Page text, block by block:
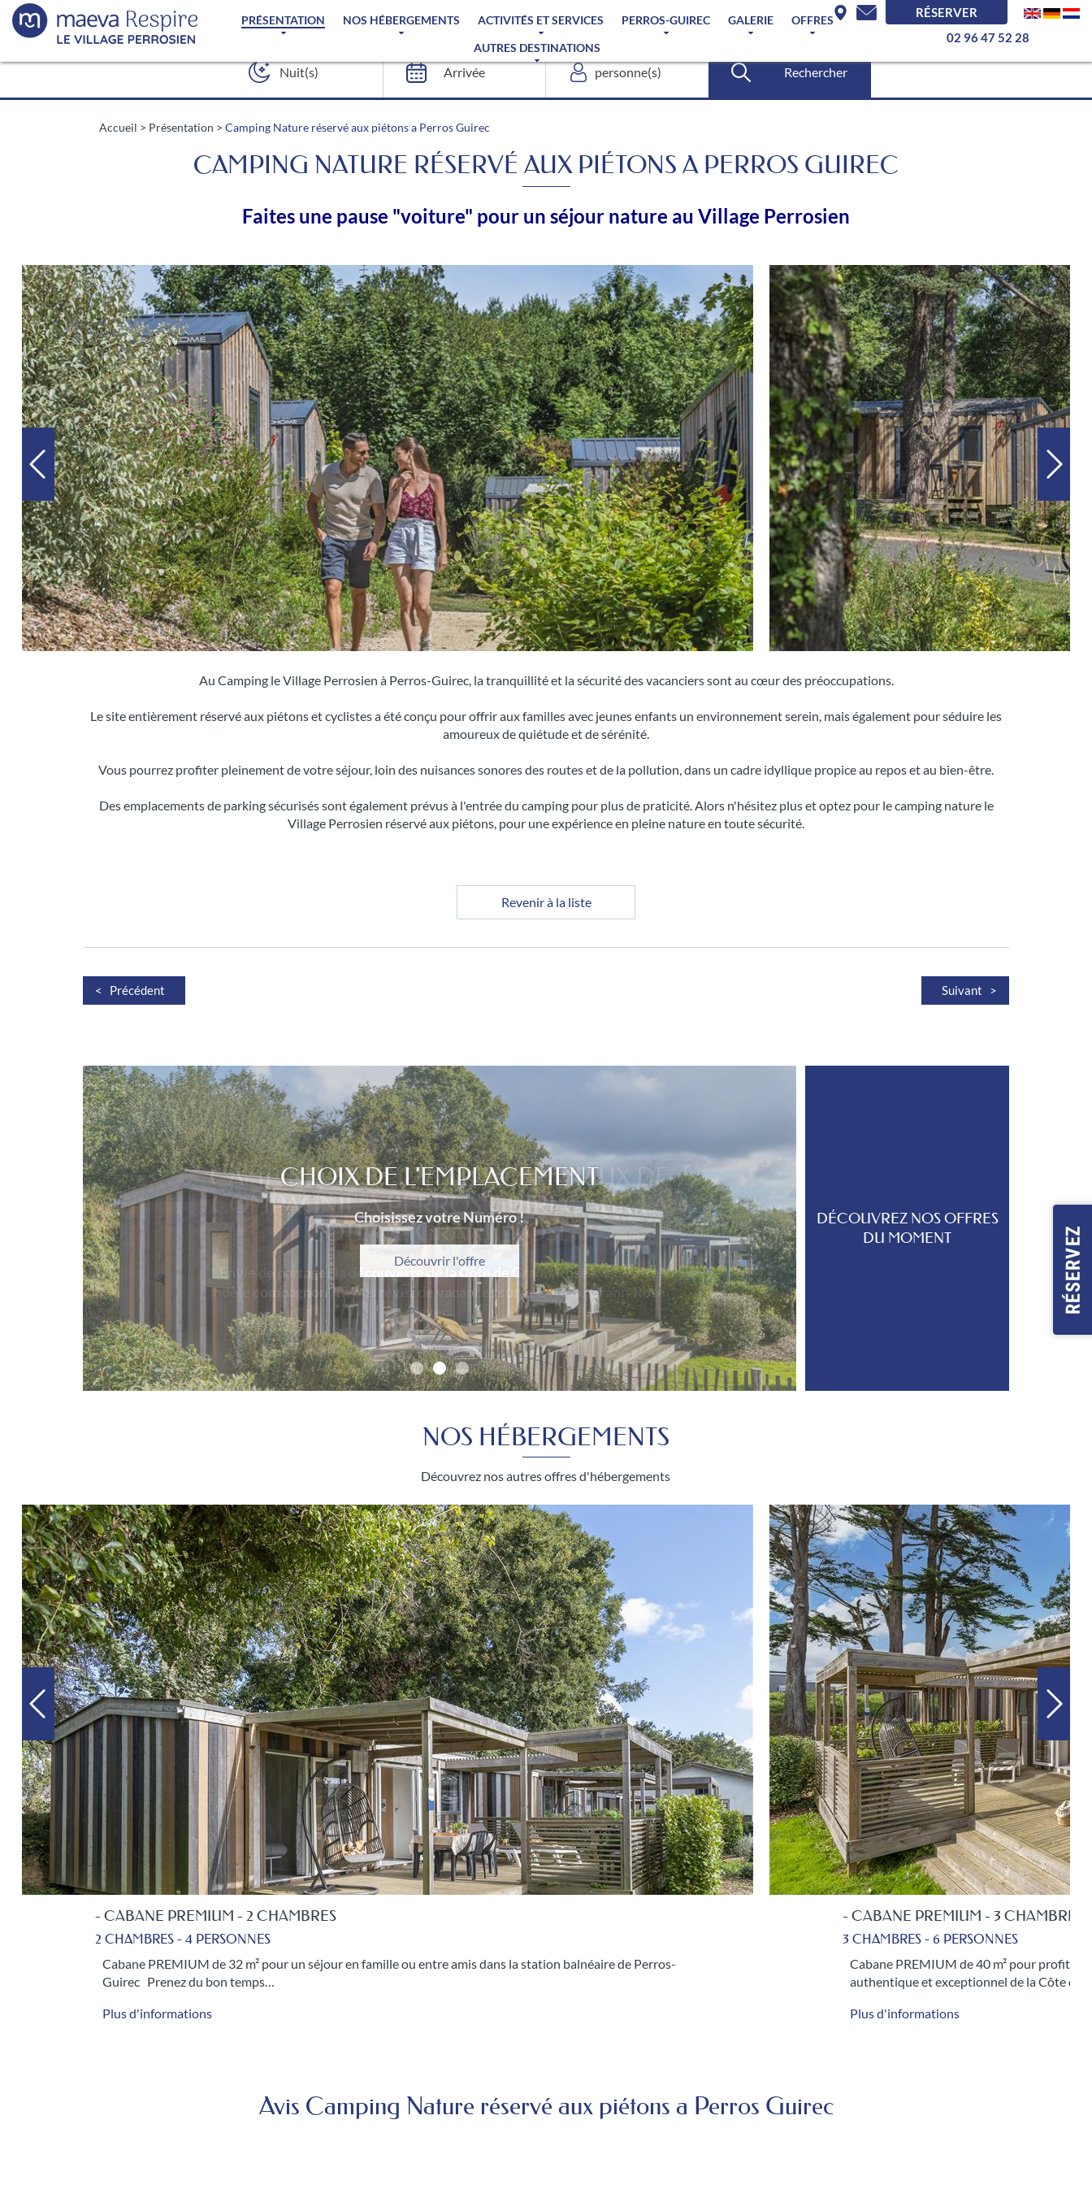
PRÉSENTATION NOS HÉBERGEMENTS ACTIVITÉS ET SERVICES PERROS-GUIREC GALERIE
OFFRES
AUTRES DESTINATIONS
RÉSERVER
02 96 47 52 28
Rechercher
Accueil > Présentation > Camping Nature réservé aux piétons a Perros Guirec
CAMPING NATURE RÉSERVÉ AUX PIÉTONS A PERROS GUIREC
Faites une pause "voiture" pour un séjour nature au Village Perrosien
Au Camping le Village Perrosien à Perros-Guirec, la tranquillité et la sécurité des vacanciers sont au cœur des préoccupations.
Le site entièrement réservé aux piétons et cyclistes a été conçu pour offrir aux familles avec jeunes enfants un environnement serein, mais également pour séduire les
amoureux de quiétude et de sérénité.
Vous pourrez profiter pleinement de votre séjour, loin des nuisances sonores des routes et de la pollution, dans un cadre idyllique propice au repos et au bien-être.
Des emplacements de parking sécurisés sont également prévus à l'entrée du camping pour plus de praticité. Alors n'hésitez plus et optez pour le camping nature le
Village Perrosien réservé aux piétons, pour une expérience en pleine nature en toute sécurité.
Revenir à la liste
Suivant >
< Précédent
DÉCOUVREZ NOS OFFRES
DU MOMENT
CAMPING ACCEPTANT LES ANIMAUX DE
COMPAGNIE À PERROS GUIREC SUR LA
CÔTE DE GRANIT ROSE
Envie de partager la découverte de la Côte de Granit Rose avec votre
fidèle compagnon ? Vous rêvez de vacances sur le Côte de Granit Rose
avec…
Découvrir l'offre
NOS HÉBERGEMENTS
Découvrez nos autres offres d'hébergements
- CABANE PREMIUM - 3 CHAMBRES
3 CHAMBRES - 6 PERSONNES
Cabane PREMIUM de 40 m² pour profiter d'un séjour atypique en famille ou entre amis dans le cadre
authentique et exceptionnel de la Côte de…
Plus d'informations
- CABANE - 2 CHAMBRES
2 CHAMBRES - 4 PERSONNES
Cabane tout confort de 30 m² pour
Granit Rose. Vous cherchez le…
Plus d'informations
Avis Camping Nature réservé aux piétons a Perros Guirec